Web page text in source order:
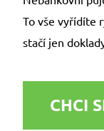
To vše vyřídíte
stačí jen
CHCI